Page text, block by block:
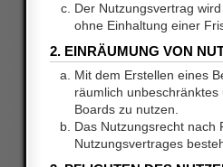
Der Nutzungsvertrag
ohne Einhaltung einer
2. EINRÄUMUNG VON
Mit dem Erstellen eines
räumlich
Boards zu nutzen.
Das Nutzungsrecht nach
Nutzungsvertrages